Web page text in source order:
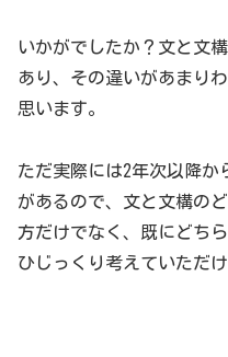
いかがでしたか？文と文
あり、その違いがあまり
思います。
ただ実際には2年次以降か
があるので、文と文構の
方だけでなく、既にどち
ひじっくり考えていただ